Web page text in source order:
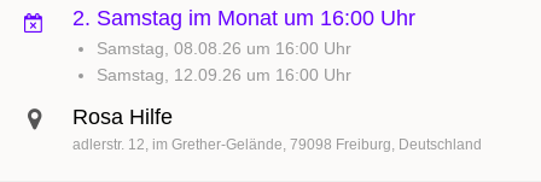
2. Samstag im Monat um 16:00 Uhr
Samstag, 08.08.26 um 16:00 Uhr
Samstag, 12.09.26 um 16:00 Uhr
Rosa Hilfe
adlerstr. 12 im Grether-Gelände 79098 Freiburg Deutschland